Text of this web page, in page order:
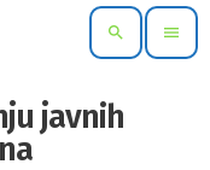
search menu
javnih